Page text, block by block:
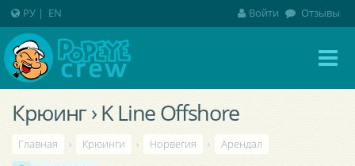
Крюинг › K Line Offshore
Главная › Крюинги › Норвегия ›
Арендал
РУ | EN Войти Отзывы